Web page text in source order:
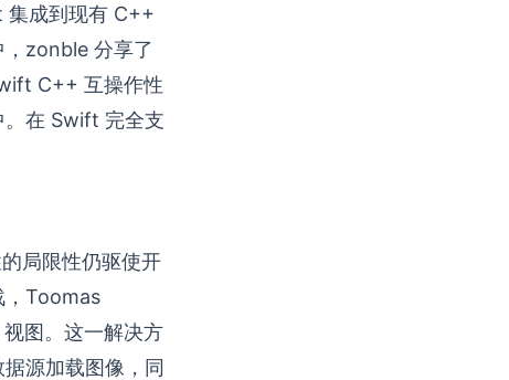
集成到现有 C++
zonble 分享了
C++ 互操作性
。在 Swift 完全支
局限性仍驱使开
，Toomas
图。这一解决方
源加载图像，同